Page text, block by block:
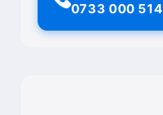
0733 000 514